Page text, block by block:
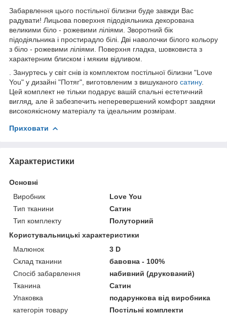
Забарвлення цього постільної білизни буде завжди Вас
радувати! Лицьова поверхня підодіяльника декорована
великими біло - рожевими ліліями. Зворотний бік
підодіяльника і простирадло білі. Дві наволочки білого кольору
з біло - рожевими ліліями. Поверхня гладка, шовковиста з
характерним блиском і мяким відливом.
. Зануртесь у світ снів із комплектом постільної білизни "Love
You" у дизайні "Потяг", виготовленим з вишуканого сатину.
Цей комплект не тільки подарує вашій спальні естетичний
вигляд, але й забезпечить неперевершений комфорт завдяки
високоякісному матеріалу та ідеальним розмірам.
Приховати
Характеристики
Основні
Виробник
Love You
Тип тканини
Сатин
Тип комплекту
Полуторний
Користувальницькі характеристики
Малюнок
3 D
Склад тканини
бавовна - 100%
Спосіб забарвлення
набивний (друкований)
Тканина
Сатин
Упаковка
подарункова від виробника
категорія товару
Постільні комплекти